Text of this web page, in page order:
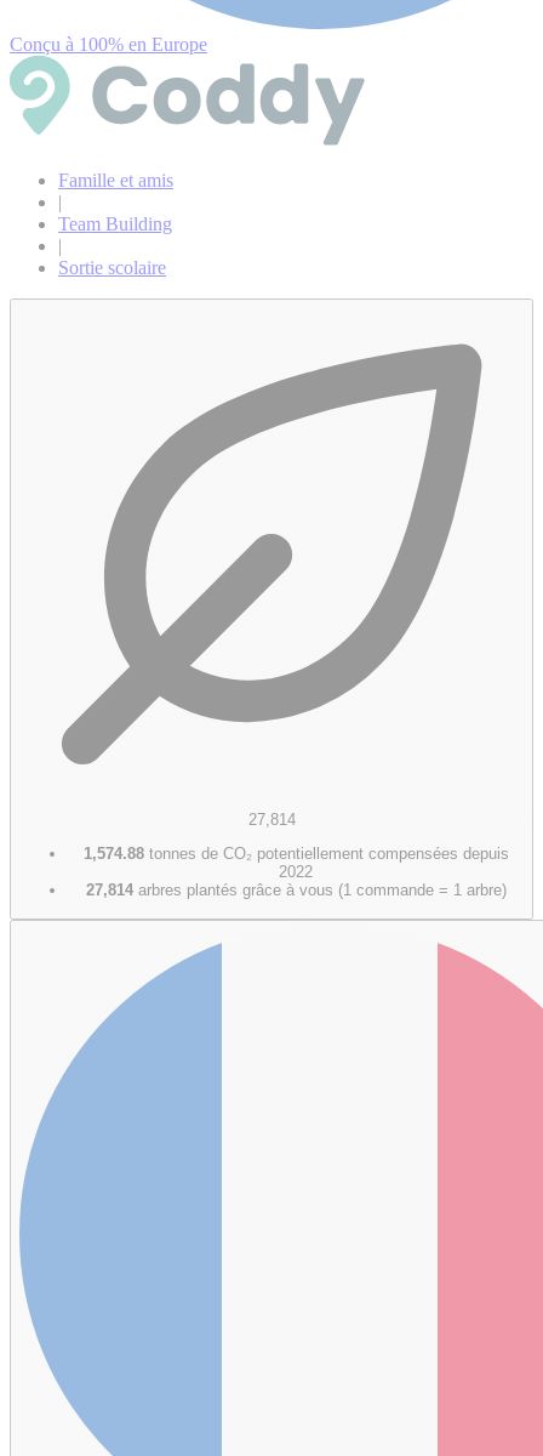
Conçu à 100% en Europe
Famille et amis
|
Team Building
|
Sortie scolaire
27,814
1,574.88tonnes de CO₂ potentiellement compensées depuis
2022
27,814 arbres plantés grâce à vous (1 commande = 1 arbre)